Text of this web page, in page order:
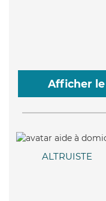
Afficher
ALTRUISTE